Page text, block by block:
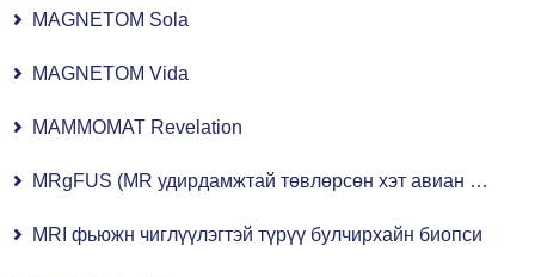
MAGNETOM Sola
MAGNETOM Vida
MAMMOMAT Revelation
MRgFUS (MR удирдамжтай төвлөрсөн хэт авиан шинжилгээ)
MRI фьюжн чиглүүлэгтэй түрүү булчирхайн биопси